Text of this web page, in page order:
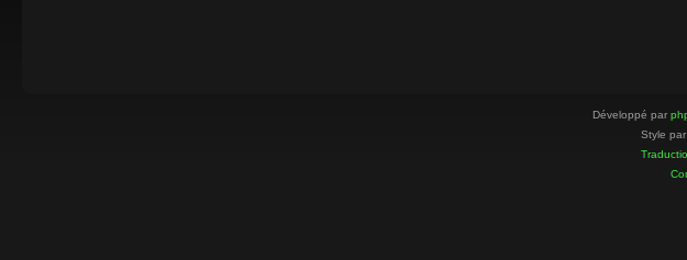
Développé par
Style par